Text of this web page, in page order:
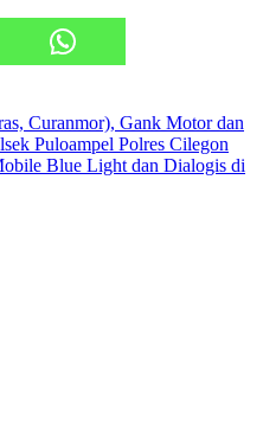
Curanmor), Gank Motor dan
Puloampel Polres Cilegon
Blue Light dan Dialogis di